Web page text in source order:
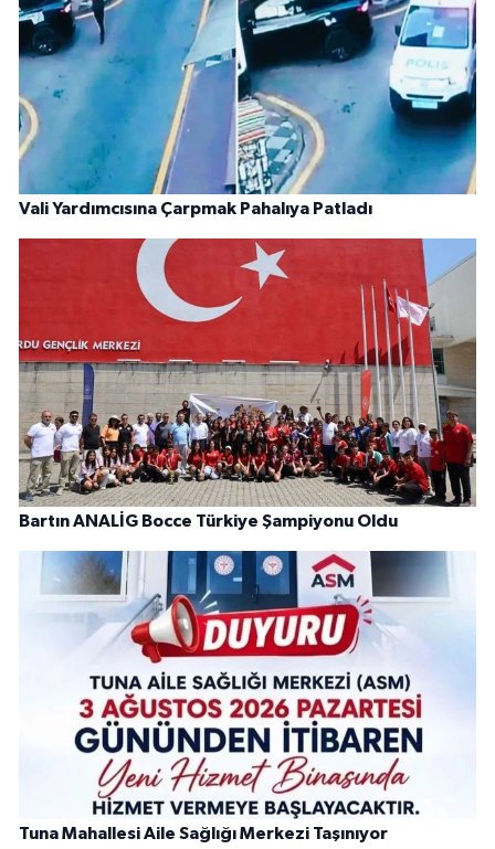
Vali Yardımcısına Çarpmak Pahalıya Patladı
Bartın ANALİG Bocce Türkiye Şampiyonu Oldu
Tuna Mahallesi Aile Sağlığı Merkezi Taşınıyor